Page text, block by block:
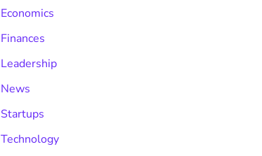
Economics
Finances
Leadership
News
Startups
Technology